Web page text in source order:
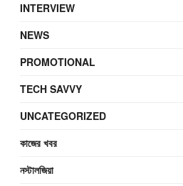
INTERVIEW
NEWS
PROMOTIONAL
TECH SAVVY
UNCATEGORIZED
কাজের খবর
নস্টালজিয়া